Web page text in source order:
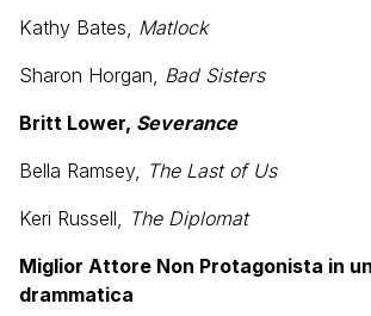
Kathy Bates, Matlock
Sharon Horgan, Bad Sisters
Britt Lower, Severance
Bella Ramsey, The Last of Us
Keri Russell, The Diplomat
Miglior Attore Non Protagonista in
drammatica